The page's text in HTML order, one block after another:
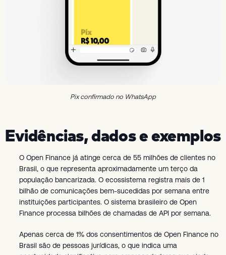
Pix confirmado no WhatsApp
Evidências, dados e exemplos
O Open Finance já atinge cerca de 55 milhões de clientes no
Brasil, o que representa aproximadamente um terço da
população bancarizada. O ecossistema registra mais de 1
bilhão de comunicações bem-sucedidas por semana entre
instituições participantes. O sistema brasileiro de Open
Finance processa bilhões de chamadas de API por semana.
Apenas cerca de 1% dos consentimentos de Open Finance no
Brasil são de pessoas jurídicas, o que indica uma